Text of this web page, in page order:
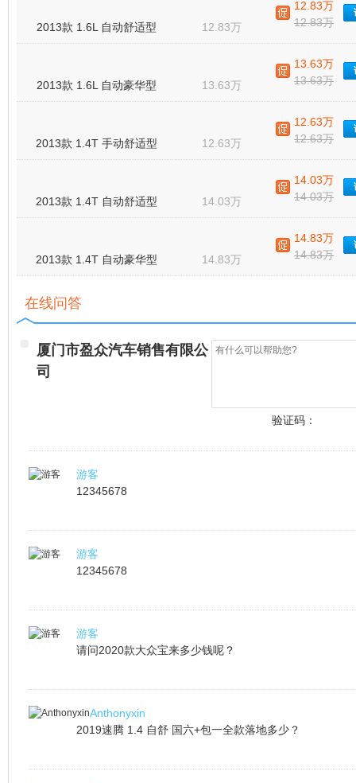
2013款 1.6L 自动舒适型 12.83万
12.83万
12.83万
2013款 1.6L 自动豪华型 13.63万
13.63万
13.63万
2013款 1.4T 手动舒适型 12.63万
12.63万
12.63万
2013款 1.4T 自动舒适型 14.03万
14.03万
14.03万
2013款 1.4T 自动豪华型 14.83万
14.83万
14.83万
在线问答
厦门市盈众汽车销售有限公
司
验证码：
游客
12345678
游客
12345678
游客
请问2020款大众宝来多少钱呢？
Anthonyxin
2019速腾 1.4 自舒 国六+包一全款落地多少？